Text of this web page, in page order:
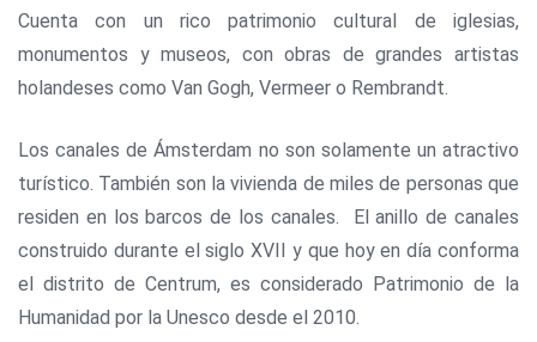
Cuenta con un rico patrimonio cultural de iglesias,
monumentos y museos, con obras de grandes artistas
holandeses como Van Gogh, Vermeer o Rembrandt.
Los canales de Ámsterdam no son solamente un atractivo
turístico. También son la vivienda de miles de personas que
residen en los barcos de los canales. El anillo de canales
construido durante el siglo XVII y que hoy en día conforma
el distrito de Centrum, es considerado Patrimonio de la
Humanidad por la Unesco desde el 2010.